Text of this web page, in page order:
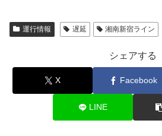
運行情報 遅延 湘南新宿ライン
シェアする
X Facebook
LINE